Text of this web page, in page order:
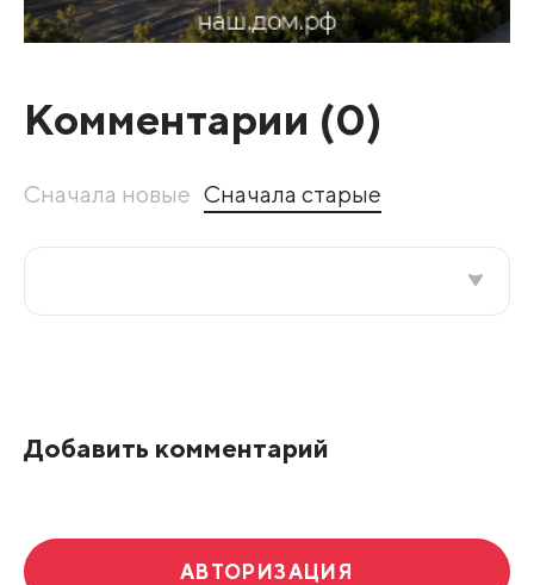
Комментарии (0)
Сначала новые Сначала старые
Добавить комментарий
АВТОРИЗАЦИЯ